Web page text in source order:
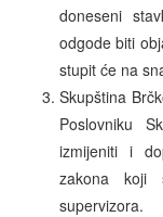
doneseni
odgode biti
stupit će na
Skupština
Poslovniku
izmijeniti i
zakona koji
supervizora.